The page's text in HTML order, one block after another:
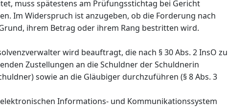
muss spätestens am Prüfungsstichtag bei Gericht
Im Widerspruch ist anzugeben, ob die Forderung nach
ihrem Betrag oder ihrem Rang bestritten wird.
wird beauftragt, die nach § 30 Abs. 2 InsO zu
Zustellungen an die Schuldner der Schuldnerin
sowie an die Gläubiger durchzuführen (§ 8 Abs. 3
Informations- und Kommunikationssystem